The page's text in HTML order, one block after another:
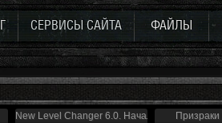
СЕРВИСЫ САЙТА ФАЙЛЫ
New Level Changer 6.0. Начало